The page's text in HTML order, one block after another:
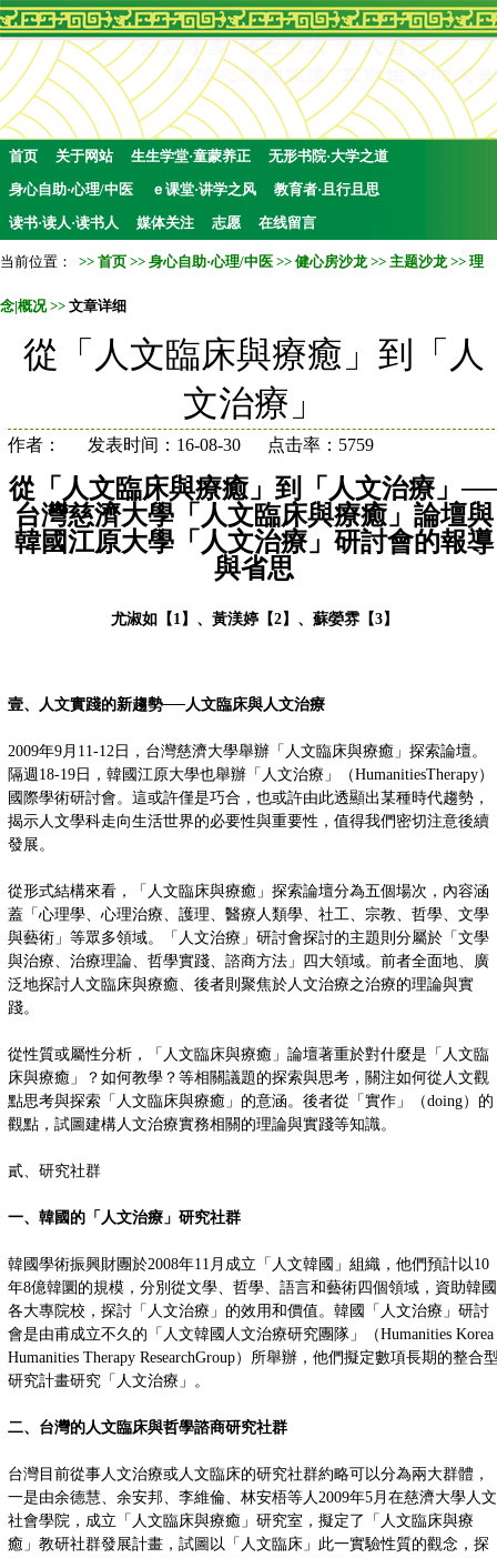
首页 关于网站 生生学堂·童蒙养正
无形书院·大学之道
身心自助·心理/中医
ｅ课堂·讲学之风
教育者·且行且思
读书·读人·读书人
媒体关注 志愿 在线留言
当前位置： >> 首页 >> 身心自助·心理/中医 >> 健心房沙龙>> 主题沙龙>> 理
念|概况>> 文章详细
從「人文臨床與療癒」到「人
文治療」
作者： 发表时间：16-08-30 点击率：5759
從「人文臨床與療癒」到「人文治療」
台灣慈濟大學「人文臨床與療癒」論壇與
韓國江原大學「人文治療」研討會的報導
與省思
尤淑如【1】 、黃渼婷【2】 、蘇嫈雰【3】
壹、人文實踐的新趨勢──人文臨床與人文治療
2009年9月11-12日，台灣慈濟大學舉辦「人文臨床與療癒」探索論壇。
隔週18-19日，韓國江原大學也舉辦「人文治療」（HumanitiesTherapy）
國際學術研討會。這或許僅是巧合，也或許由此透顯出某種時代趨勢，
揭示人文學科走向生活世界的必要性與重要性，值得我們密切注意後續
發展。
從形式結構來看，「人文臨床與療癒」探索論壇分為五個場次，內容涵
蓋「心理學、心理治療、護理、醫療人類學、社工、宗教、哲學、文學
與藝術」等眾多領域。「人文治療」研討會探討的主題則分屬於「文學
與治療、治療理論、哲學實踐、諮商方法」四大領域。前者全面地、廣
泛地探討人文臨床與療癒、後者則聚焦於人文治療之治療的理論與實
踐。
從性質或屬性分析，「人文臨床與療癒」論壇著重於對什麼是「人文臨
床與療癒」？如何教學？等相關議題的探索與思考，關注如何從人文觀
點思考與探索「人文臨床與療癒」的意涵。後者從「實作」（doing）的
觀點，試圖建構人文治療實務相關的理論與實踐等知識。
貳、研究社群
一、韓國的「人文治療」研究社群
韓國學術振興財團於2008年11月成立「人文韓國」組織，他們預計以10
年8億韓圜的規模，分別從文學、哲學、語言和藝術四個領域，資助韓國
各大專院校，探討「人文治療」的效用和價值。韓國「人文治療」研討
會是由甫成立不久的「人文韓國人文治療研究團隊」（Humanities Korea
Humanities Therapy ResearchGroup）所舉辦，他們擬定數項長期的整合
研究計畫研究「人文治療」。
二、台灣的人文臨床與哲學諮商研究社群
台灣目前從事人文治療或人文臨床的研究社群約略可以分為兩大群體，
一是由余德慧、余安邦、李維倫、林安梧等人2009年5月在慈濟大學人文
社會學院，成立「人文臨床與療癒」研究室，擬定了「人文臨床與療
癒」教研社群發展計畫，試圖以「人文臨床」此一實驗性質的觀念，探